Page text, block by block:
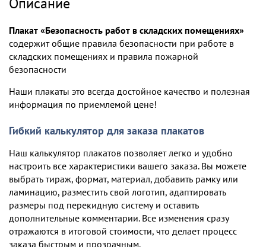
Плакат «Безопасность работ в складских помещениях»
содержит общие правила безопасности при работе в
складских помещениях и правила пожарной
безопасности
Наши плакаты это всегда достойное качество и полезная
информация по приемлемой цене!
Гибкий калькулятор для заказа плакатов
Наш калькулятор плакатов позволяет легко и удобно
настроить все характеристики вашего заказа. Вы можете
выбрать тираж, формат, материал, добавить рамку или
ламинацию, разместить свой логотип, адаптировать
размеры под перекидную систему и оставить
дополнительные комментарии. Все изменения сразу
отражаются в итоговой стоимости, что делает процесс
заказа быстрым и прозрачным.